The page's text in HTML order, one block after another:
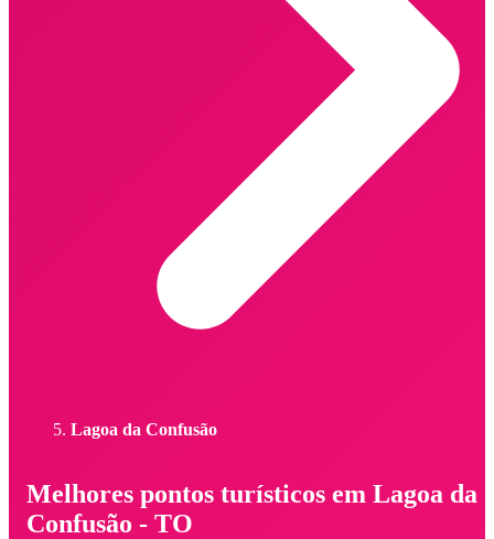
Lagoa da Confusão
Melhores pontos turísticos em Lagoa da
Confusão - TO